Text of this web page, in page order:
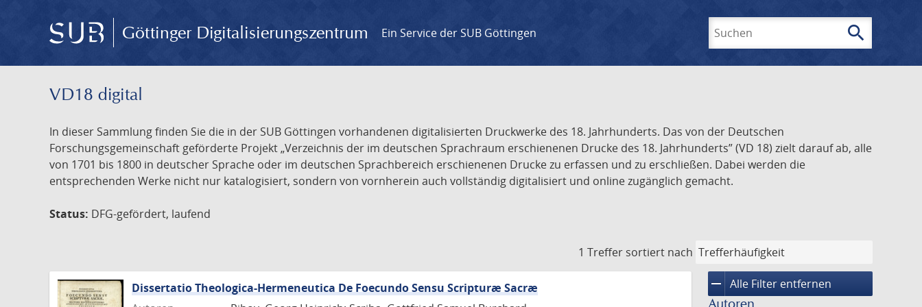
Göttinger Digitalisierungszentrum Ein Service der SUB Göttingen search
VD18 digital
In dieser Sammlung finden Sie die in der SUB Göttingen vorhandenen digitalisierten Druckwerke des 18. Jahrhunderts. Das von der Deutschen
Forschungsgemeinschaft geförderte Projekt „Verzeichnis der im deutschen Sprachraum erschienenen Drucke des 18. Jahrhunderts” (VD 18) zielt darauf ab, alle
von 1701 bis 1800 in deutscher Sprache oder im deutschen Sprachbereich erschienenen Drucke zu erfassen und zu erschließen. Dabei werden die
entsprechenden Werke nicht nur katalogisiert, sondern von vornherein auch vollständig digitalisiert und online zugänglich gemacht.
Status: DFG-gefördert, laufend
1 Treffer sortiert nach
remove Alle Filter entfernen
Dissertatio Theologica-Hermeneutica De Foecundo Sensu Scripturæ Sacræ